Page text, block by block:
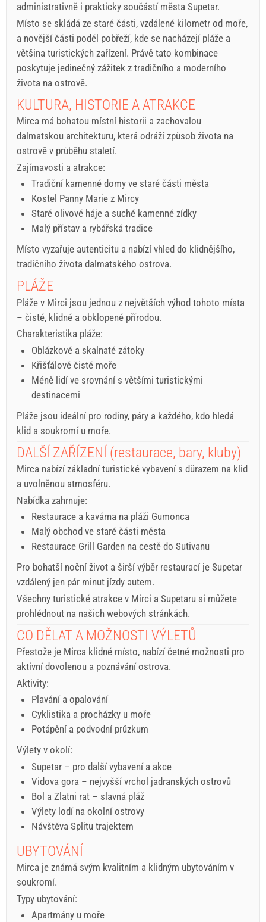
administrativně i prakticky součástí města Supetar.
Místo se skládá ze staré části, vzdálené kilometr od moře,
a novější části podél pobřeží, kde se nacházejí pláže a
většina turistických zařízení. Právě tato kombinace
poskytuje jedinečný zážitek z tradičního a moderního
života na ostrově.
KULTURA, HISTORIE A ATRAKCE
Mirca má bohatou místní historii a zachovalou
dalmatskou architekturu, která odráží způsob života na
ostrově v průběhu staletí.
Zajímavosti a atrakce:
Tradiční kamenné domy ve staré části města
Kostel Panny Marie z Mircy
Staré olivové háje a suché kamenné zídky
Malý přístav a rybářská tradice
Místo vyzařuje autenticitu a nabízí vhled do klidnějšího,
tradičního života dalmatského ostrova.
PLÁŽE
Pláže v Mirci jsou jednou z největších výhod tohoto místa
– čisté, klidné a obklopené přírodou.
Charakteristika pláže:
Oblázkové a skalnaté zátoky
Křišťálově čisté moře
Méně lidí ve srovnání s většími turistickými
destinacemi
Pláže jsou ideální pro rodiny, páry a každého, kdo hledá
klid a soukromí u moře.
DALŠÍ ZAŘÍZENÍ (restaurace, bary, kluby)
Mirca nabízí základní turistické vybavení s důrazem na klid
a uvolněnou atmosféru.
Nabídka zahrnuje:
Restaurace a kavárna na pláži Gumonca
Malý obchod ve staré části města
Restaurace Grill Garden na cestě do Sutivanu
Pro bohatší noční život a širší výběr restaurací je Supetar
vzdálený jen pár minut jízdy autem.
Všechny turistické atrakce v Mirci a Supetaru si můžete
prohlédnout na našich webových stránkách.
CO DĚLAT A MOŽNOSTI VÝLETŮ
Přestože je Mirca klidné místo, nabízí četné možnosti pro
aktivní dovolenou a poznávání ostrova.
Aktivity:
Plavání a opalování
Cyklistika a procházky u moře
Potápění a podvodní průzkum
Výlety v okolí:
Supetar – pro další vybavení a akce
Vidova gora – nejvyšší vrchol jadranských ostrovů
Bol a Zlatni rat – slavná pláž
Výlety lodí na okolní ostrovy
Návštěva Splitu trajektem
UBYTOVÁNÍ
Mirca je známá svým kvalitním a klidným ubytováním v
soukromí.
Typy ubytování:
Apartmány u moře